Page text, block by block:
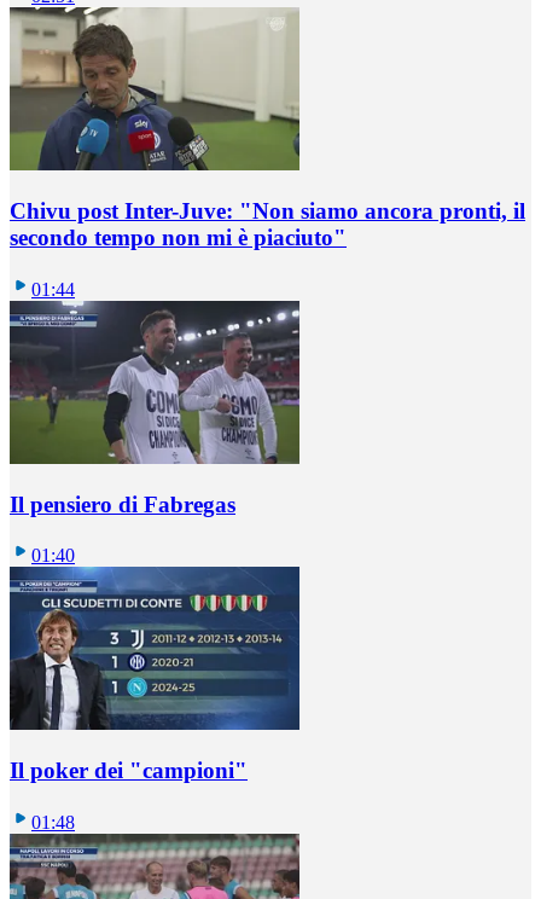
Chivu post Inter-Juve: "Non siamo ancora pronti, il
secondo tempo non mi è piaciuto"
01:44
Il pensiero di Fabregas
01:40
Il poker dei "campioni"
01:48